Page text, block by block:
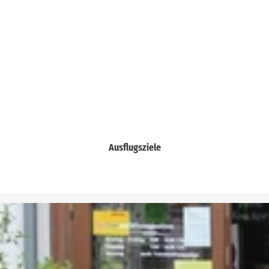
Ausflugsziele